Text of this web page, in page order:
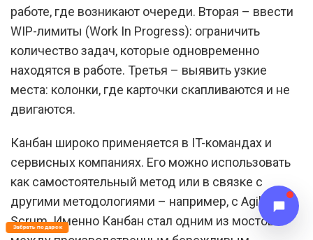
работе, где возникают очереди. Вторая – ввести
WIP-лимиты (Work In Progress): ограничить
количество задач, которые одновременно
находятся в работе. Третья – выявить узкие
места: колонки, где карточки скапливаются и не
двигаются.
Канбан широко применяется в IT-командах и
сервисных компаниях. Его можно использовать
как самостоятельный метод или в связке с
другими методологиями – например, с Agile или
Scrum. Именно Канбан стал одним из мостов
Забрать подарок